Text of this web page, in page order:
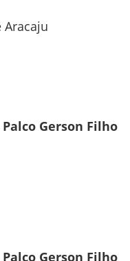
Aracaju
Gerson Filho
Gerson Filho